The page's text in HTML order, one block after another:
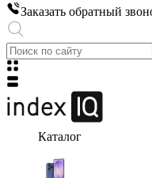
Заказать обратный
Каталог